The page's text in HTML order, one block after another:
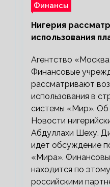
Финансы
Нигерия
использования
Агентство
Финансовые
рассматривают
использования в
системы «Мир».
Новости
Абдуллахи Шеху.
идет обсуждение
«Мира».
находится по
российскими